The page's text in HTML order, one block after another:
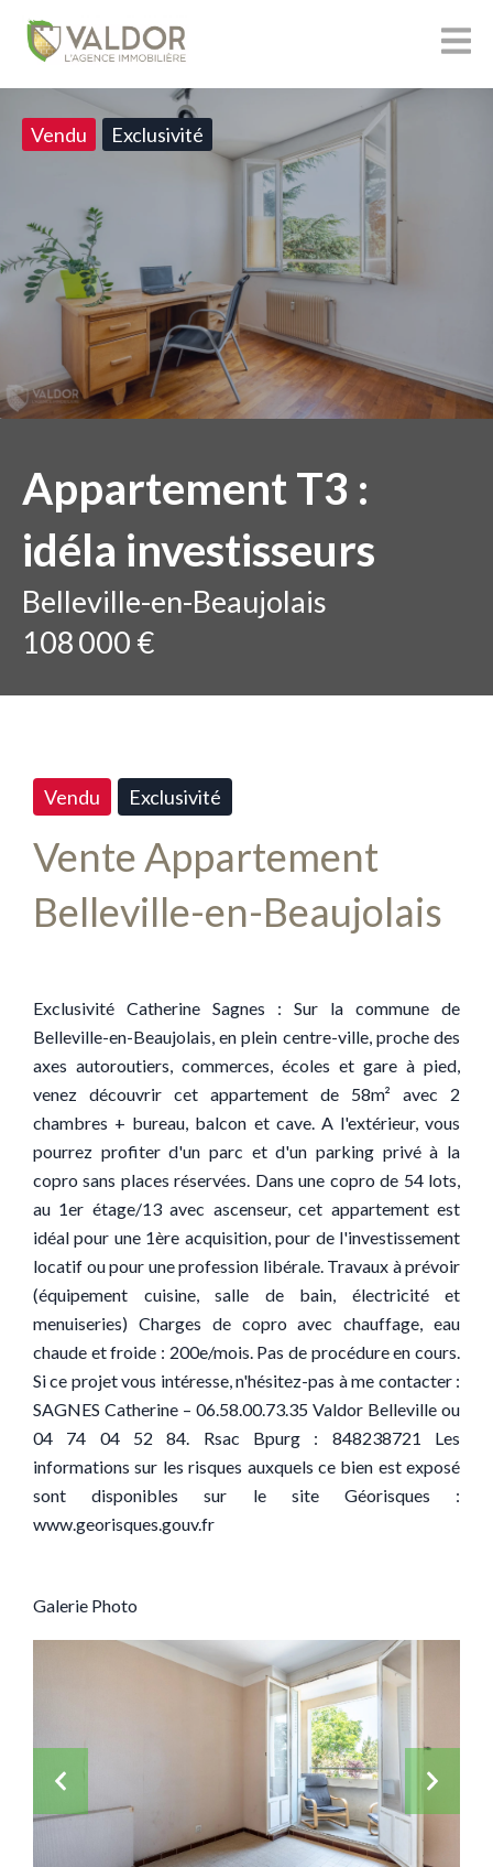
Vendu Exclusivité
Appartement T3 :
idéla investisseurs
Belleville-en-Beaujolais
108 000 €
Vendu Exclusivité
Vente Appartement
Belleville-en-Beaujolais
Exclusivité Catherine Sagnes : Sur la commune de
Belleville-en-Beaujolais, en plein centre-ville, proche des
axes autoroutiers, commerces, écoles et gare à pied,
venez découvrir cet appartement de 58m² avec 2
chambres + bureau, balcon et cave. A l'extérieur, vous
pourrez profiter d'un parc et d'un parking privé à la
copro sans places réservées. Dans une copro de 54 lots,
au 1er étage/13 avec ascenseur, cet appartement est
idéal pour une 1ère acquisition, pour de l'investissement
locatif ou pour une profession libérale. Travaux à prévoir
(équipement cuisine, salle de bain, électricité et
menuiseries) Charges de copro avec chauffage, eau
chaude et froide : 200e/mois. Pas de procédure en cours.
Si ce projet vous intéresse, n'hésitez-pas à me contacter :
SAGNES Catherine – 06.58.00.73.35 Valdor Belleville ou
04 74 04 52 84. Rsac Bpurg : 848238721 Les
informations sur les risques auxquels ce bien est exposé
sont disponibles sur le site Géorisques :
www.georisques.gouv.fr
Galerie Photo